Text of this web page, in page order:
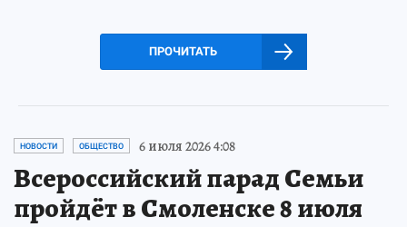
ПРОЧИТАТЬ
НОВОСТИ ОБЩЕСТВО 6 июля 2026 4:08
Всероссийский парад Семьи
пройдёт в Смоленске 8 июля